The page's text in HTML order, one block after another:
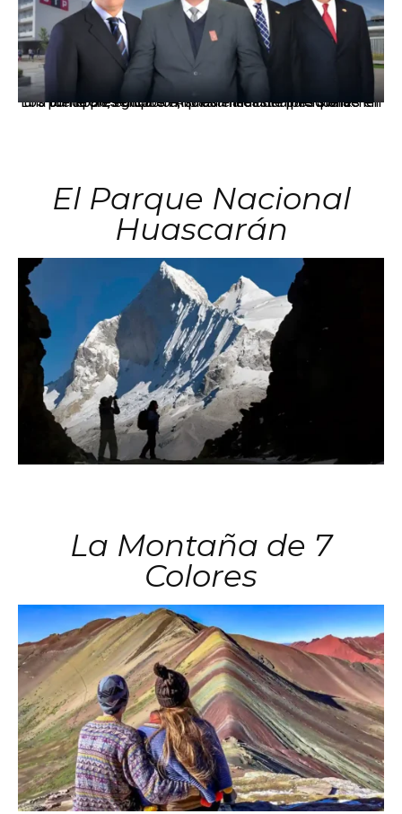
Los principales grupos empresariales del país mantienen una fuerte presencia en Áncash mediante inversiones en comercio, educación, salud e industria pesquera.
El Parque Nacional
Huascarán
La Montaña de 7
Colores